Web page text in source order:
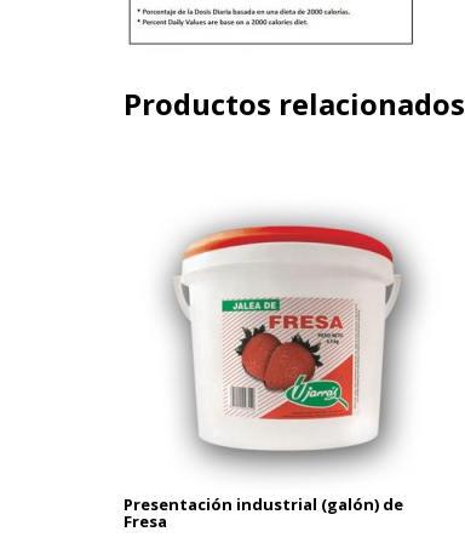
Productos relacionados
Presentación industrial (galón) de
Fresa